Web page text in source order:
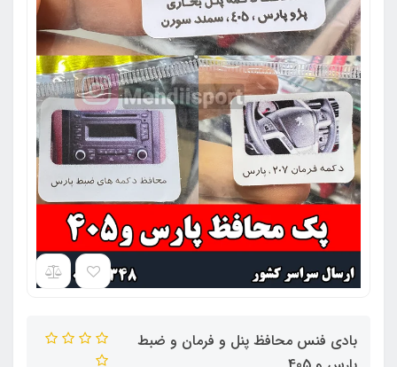
بادی فنس محافظ پنل و فرمان و ضبط